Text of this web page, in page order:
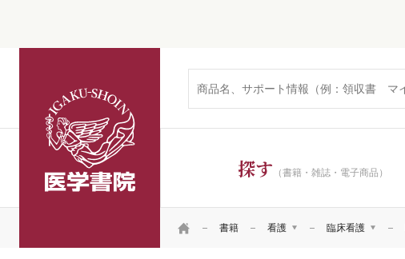
探す （書籍・雑誌・電子商品）
HOME 書籍 看護 臨床看護